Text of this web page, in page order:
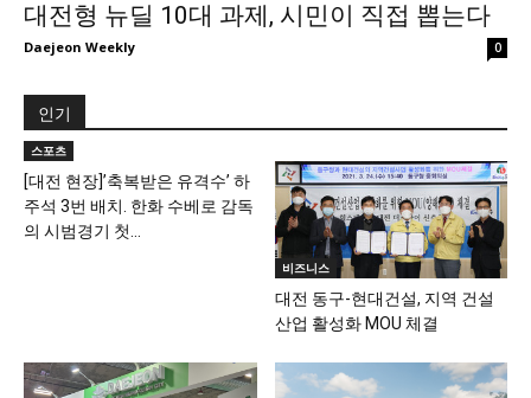
대전형 뉴딜 10대 과제, 시민이 직접 뽑는다
Daejeon Weekly 0
인기
스포츠
[대전 현장]’축복받은 유격수’ 하
주석 3번 배치. 한화 수베로 감독
의 시범경기 첫...
비즈니스
대전 동구-현대건설, 지역 건설
산업 활성화 MOU 체결